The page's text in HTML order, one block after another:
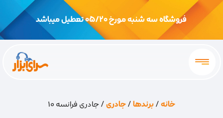
فروشگاه سه شنبه مورخ 05/20 تعطیل میباشد
خانه/برندها/جادری/ جادری فرانسه 10